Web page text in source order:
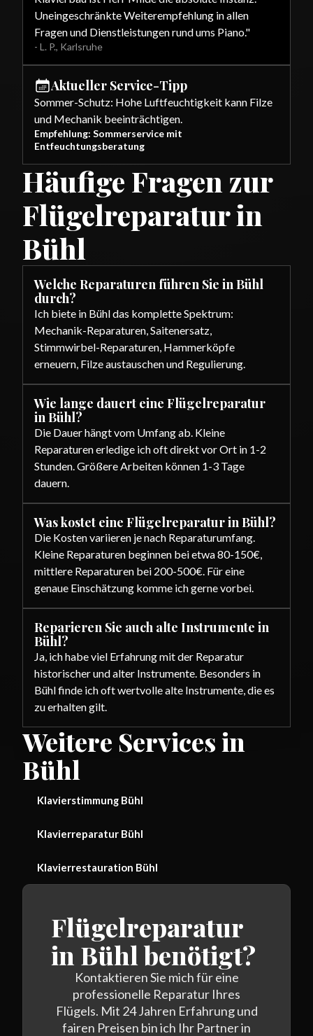
Uneingeschränkte Weiterempfehlung in allen
Fragen und Dienstleistungen rund ums Piano."
- L. P., Karlsruhe
Aktueller Service-Tipp
Sommer-Schutz: Hohe Luftfeuchtigkeit kann Filze
und Mechanik beeinträchtigen.
Empfehlung: Sommerservice mit
Entfeuchtungsberatung
Häufige Fragen zur
Flügelreparatur in
Bühl
Welche Reparaturen führen Sie in Bühl
durch?
Ich biete in Bühl das komplette Spektrum:
Mechanik-Reparaturen, Saitenersatz,
Stimmwirbel-Reparaturen, Hammerköpfe
erneuern, Filze austauschen und Regulierung.
Wie lange dauert eine Flügelreparatur
in Bühl?
Die Dauer hängt vom Umfang ab. Kleine
Reparaturen erledige ich oft direkt vor Ort in 1-2
Stunden. Größere Arbeiten können 1-3 Tage
dauern.
Was kostet eine Flügelreparatur in Bühl?
Die Kosten variieren je nach Reparaturumfang.
Kleine Reparaturen beginnen bei etwa 80-150€,
mittlere Reparaturen bei 200-500€. Für eine
genaue Einschätzung komme ich gerne vorbei.
Reparieren Sie auch alte Instrumente in
Bühl?
Ja, ich habe viel Erfahrung mit der Reparatur
historischer und alter Instrumente. Besonders in
Bühl finde ich oft wertvolle alte Instrumente, die es
zu erhalten gilt.
Weitere Services in
Bühl
Klavierstimmung Bühl
Klavierreparatur Bühl
Klavierrestauration Bühl
Flügelreparatur
in Bühl benötigt?
Kontaktieren Sie mich für eine
professionelle Reparatur Ihres
Flügels. Mit 24 Jahren Erfahrung und
fairen Preisen bin ich Ihr Partner in